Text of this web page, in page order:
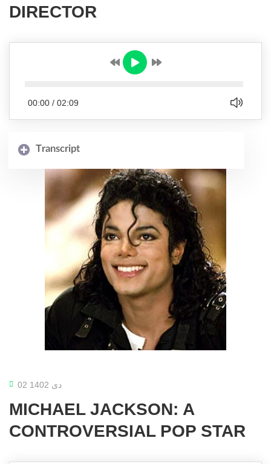
DIRECTOR
00:00 / 02:09
Transcript
02 دی 1402
MICHAEL JACKSON: A
CONTROVERSIAL POP STAR